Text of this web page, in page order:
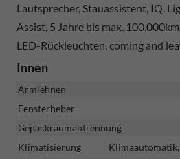
Lautsprecher, Stauassistent, IQ.
Assist, 5 Jahre bis max.
LED-Rückleuchten, coming and
Innen
Armlehnen
Fensterheber
Gepäckraumabtrennung
Klimatisierung